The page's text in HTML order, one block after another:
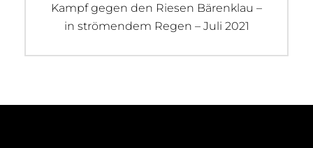
Next
post:
Kampf gegen den Riesen Bärenklau –
in strömendem Regen – Juli 2021